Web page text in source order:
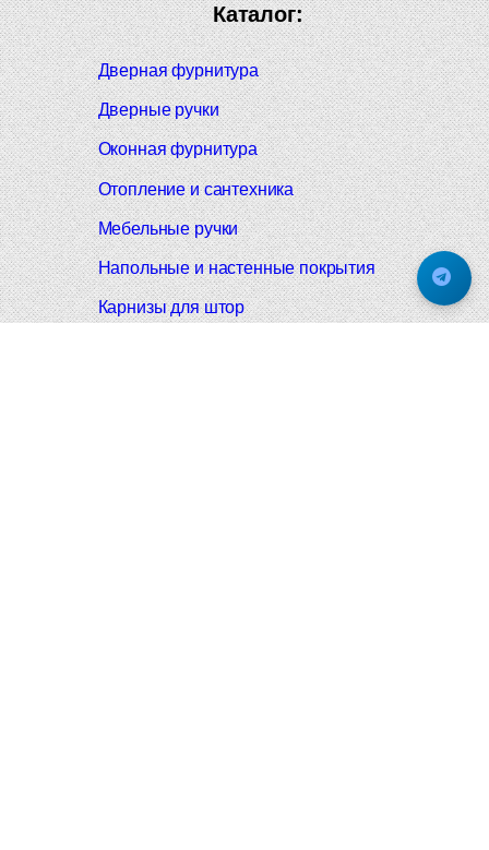
Каталог:
Дверная фурнитура
Дверные ручки
Оконная фурнитура
Отопление и сантехника
Мебельные ручки
Напольные и настенные покрытия
Карнизы для штор